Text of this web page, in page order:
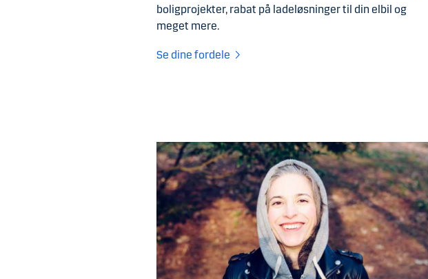
boligprojekter, rabat på ladeløsninger til din elbil og
meget mere.
Se dine fordele